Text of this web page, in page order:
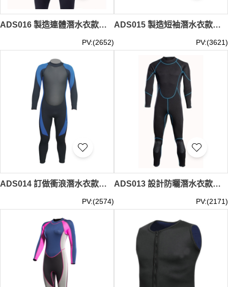
ADS016 製造連體潛水衣款式 自訂保暖潛水衣款式 3MM 設計潛水衣款式 潛水衣專門店 長者水療乾身制服 水療治療
PV:(2652)
ADS015 製造短袖潛水衣款式 訂做連體潛水衣款式 3MM 設計潛水衣款式 潛水衣廠房
PV:(3621)
ADS014 訂做衝浪潛水衣款式 自訂連體潛水衣款式 3MM 製作潛水衣款式 潛水衣製造商 水母衣
PV:(2574)
ADS013 設計防曬潛水衣款式 製造連體潛水衣款式 2MM 自訂潛水衣款式 潛水衣工廠 長者水療乾身制服 水療治療
PV:(2171)